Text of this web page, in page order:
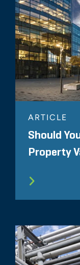
ARTICLE
Should
Property